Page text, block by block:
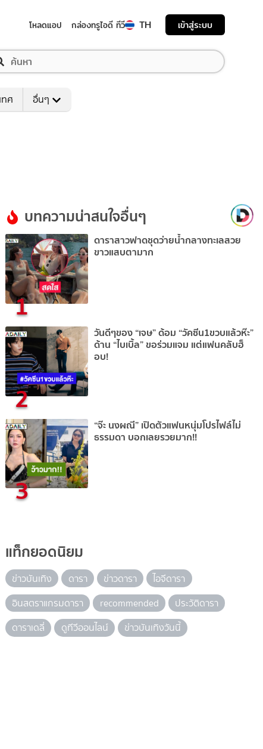
โหลดแอป กล่องทรูไอดี ทีวี TH เข้าสู่ระบบ
ทศ อื่นๆ
บทความน่าสนใจอื่นๆ
1
ดาราสาวฟาดชุดว่ายน้ำกลางทะเลสวย
ขาวแสบตามาก
2
วันดีๆของ “เจษ” ด้อม “วัคซีน1ขวบแล้วห๊ะ”
ด้าน “ไบเบิ้ล” ขอร่วมแจม แต่แฟนคลับฮ็
อบ!
3
“จ๊ะ นงผณี” เปิดตัวแฟนหนุ่มโปรไฟล์ไม่
ธรรมดา บอกเลยรวยมาก!!
แท็กยอดนิยม
ข่าวบันเทิง ดารา ข่าวดารา
ไอจีดารา
อินสตราแกรมดารา
recommended
ประวัติดารา
ดาราเดลี่
ดูทีวีออนไลน์ ข่าวบันเทิงวันนี้